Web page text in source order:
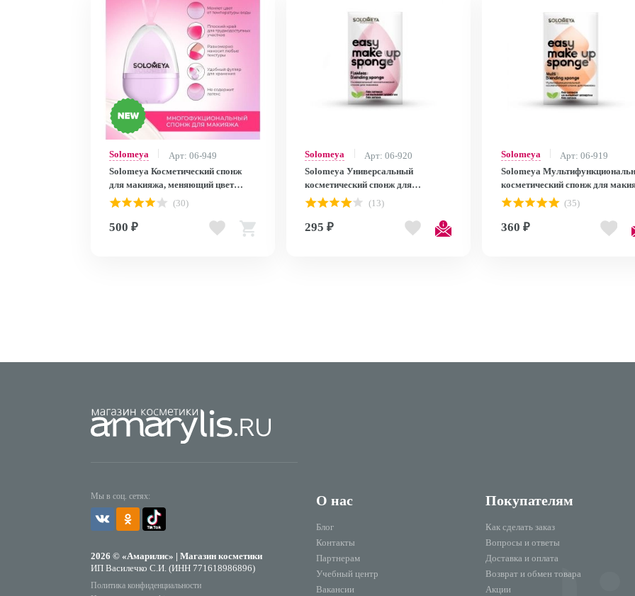
Solomeya
Арт: 06-949
Solomeya Косметический спонж
для макияжа, меняющий цвет
“Purple-pink”/ Color Changing
blending sponge Purple-pink
(30)
500 ₽
Solomeya
Арт: 06-920
Solomeya Универсальный
косметический спонж для
макияжа/Flawless Blending Sponge
(13)
295 ₽
Solomeya
Арт: 06-919
Solomeya
косметический спонж для
/ Multi Blending sponge
(35)
360 ₽
Мы в соц. сетях:
2026 © «Амарилис» | Магазин косметики
ИП Василечко С.И. (ИНН 771618986896)
Политика конфиденциальности
О нас
Блог
Контакты
Партнерам
Учебный центр
Вакансии
Покупателям
Как сделать заказ
Вопросы и ответы
Доставка и оплата
Возврат и обмен товара
Акции